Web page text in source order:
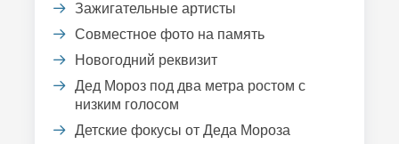
Зажигательные артисты
Совместное фото на память
Новогодний реквизит
Дед Мороз под два метра ростом с
низким голосом
Детские фокусы от Деда Мороза